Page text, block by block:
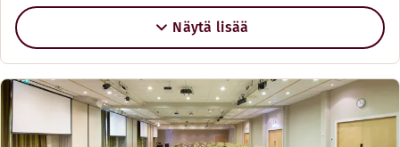
Näytä lisää